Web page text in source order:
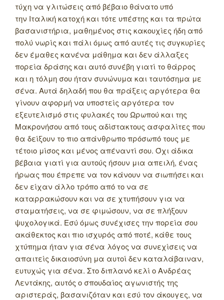
τύχη να γλιτώσεις από βέβαιο θάνατο υπό
την Ιταλική κατοχή και τότε υπέστης και τα πρώτα
βασανιστήρια, μαθημένος στις κακουχίες ήδη από
πολύ νωρίς και πάλι όμως από αυτές τις συγκυρίες
δεν έμαθες κανένα μάθημα και δεν άλλαξες
πορεία δράσης και αυτό συνέβη γιατί το θάρρος
και η τόλμη σου ήταν συνώνυμα και ταυτόσημα με
σένα. Αυτά δηλαδή που θα πράξεις αργότερα θα
γίνουν αφορμή να υποστείς αργότερα τον
εξευτελισμό στις φυλακές του Ωρωπού και της
Μακρονήσου από τους αδίστακτους ασφαλίτες που
θα δείξουν το πιο απάνθρωπο πρόσωπό τους με
τέτοιο μίσος και μένος απέναντί σου. Όχι άδικα
βέβαια γιατί για αυτούς ήσουν μια απειλή, ένας
ήρωας που έπρεπε να τον κάνουν να σιωπήσει και
δεν είχαν άλλο τρόπο από το να σε
καταρρακώσουν και να σε χτυπήσουν για να
σταματήσεις, να σε φιμώσουν, να σε πλήξουν
ψυχολογικά. Εσύ όμως συνέχισες την πορεία σου
ακάθεκτος και πιο ισχυρός από ποτέ, κάθε τους
χτύπημα ήταν για σένα λόγος να συνεχίσεις να
απαιτείς δικαιοσύνη μα αυτοί δεν καταλάβαιναν,
ευτυχώς για σένα. Στο διπλανό κελί ο Ανδρέας
Λεντάκης, αυτός ο σπουδαίος αγωνιστής της
αριστεράς, βασανιζόταν και εσύ τον άκουγες, να